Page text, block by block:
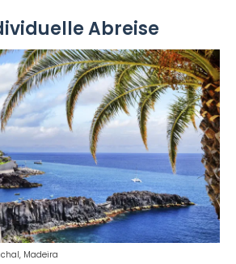
Abreise
Madeira